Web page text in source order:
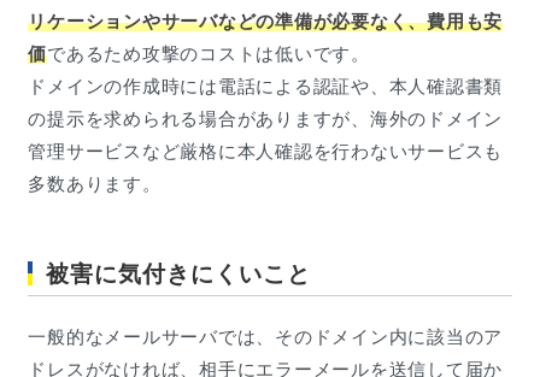
リケーションやサーバなどの準備が必要なく、費用も安
価であるため攻撃のコストは低いです。
ドメインの作成時には電話による認証や、本人確認書類
の提示を求められる場合がありますが、海外のドメイン
管理サービスなど厳格に本人確認を行わないサービスも
多数あります。
被害に気付きにくいこと
一般的なメールサーバでは、そのドメイン内に該当のア
ドレスがなければ、相手にエラーメールを送信して届か